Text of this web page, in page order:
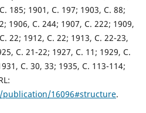
185; 1901, С. 197; 1903, С. 88;
1906, С. 244; 1907, С. 222; 1909,
22; 1912, С. 22; 1913, С. 22-23,
С. 21-22; 1927, С. 11; 1929, С.
С. 30, 33; 1935, С. 113-114;
16096#structure.